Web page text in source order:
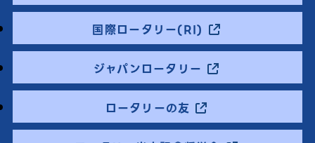
国際ロータリー(RI)
ジャパンロータリー
ロータリーの友